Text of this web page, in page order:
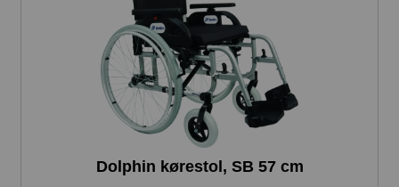
Dolphin kørestol, SB 57 cm